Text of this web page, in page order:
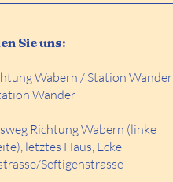
Sie uns:
Wabern / Station Wander
Wander
Richtung Wabern (linke
letztes Haus, Ecke
Seftigenstrasse